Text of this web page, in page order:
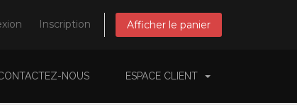
Inscription Afficher le panier
NOUS ESPACE CLIENT